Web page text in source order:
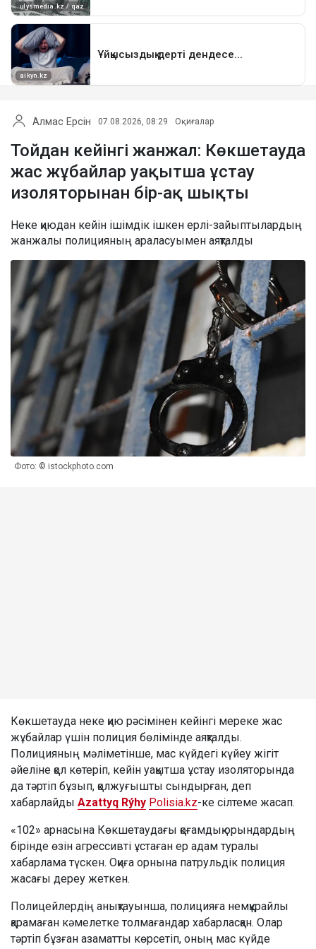
Алмас Ерсін 07.08.2026, 08:29 Оқиғалар
Тойдан кейінгі жанжал: Көкшетауда
жас жұбайлар уақытша ұстау
изоляторынан бір-ақ шықты
Неке қиюдан кейін ішімдік ішкен ерлі-зайыптылардың
жанжалы полицияның араласуымен аяқталды
Фото: © istockphoto.com
Көкшетауда неке қию рәсімінен кейінгі мереке жас
жұбайлар үшін полиция бөлімінде аяқталды.
Полицияның мәліметінше, мас күйдегі күйеу жігіт
әйеліне қол көтеріп, кейін уақытша ұстау изоляторында
да тәртіп бұзып, қолжуғышты сындырған, деп
хабарлайды Azattyq Rýhy Polisia.kz-ке сілтеме жасап.
«102» арнасына Көкшетаудағы қоғамдық орындардың
бірінде өзін агрессивті ұстаған ер адам туралы
хабарлама түскен. Оқиға орнына патрульдік полиция
жасағы дереу жеткен.
Полицейлердің анықтауынша, полицияға немқұрайлы
қарамаған кәмелетке толмағандар хабарласқан. Олар
тәртіп бұзған азаматты көрсетіп, оның мас күйде